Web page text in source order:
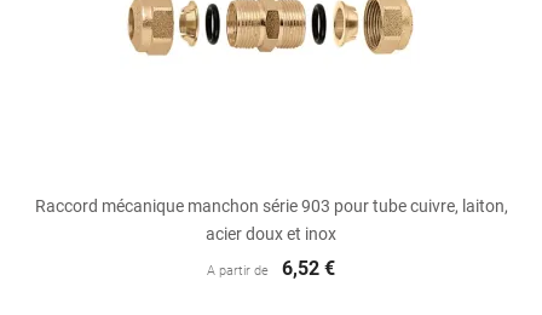
Raccord mécanique manchon série 903 pour tube cuivre, laiton,
acier doux et inox
A partir de 6,52 €